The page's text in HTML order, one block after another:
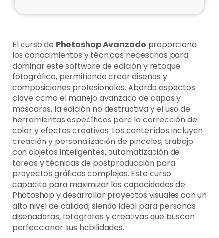
El curso de Photoshop Avanzado proporciona
los conocimientos y técnicas necesarias para
dominar este software de edición y retoque
fotográfico, permitiendo crear diseños y
composiciones profesionales. Aborda aspectos
clave como el manejo avanzado de capas y
máscaras, la edición no destructiva y el uso de
herramientas específicas para la corrección de
color y efectos creativos. Los contenidos incluyen
creación y personalización de pinceles, trabajo
con objetos inteligentes, automatización de
tareas y técnicas de postproducción para
proyectos gráficos complejos. Este curso
capacita para maximizar las capacidades de
Photoshop y desarrollar proyectos visuales con un
alto nivel de calidad, siendo ideal para personas
diseñadoras, fotógrafas y creativas que buscan
perfeccionar sus habilidades.